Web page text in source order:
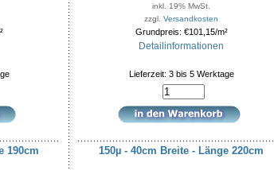
inkl. 19% MwSt.
zzgl.Versandkosten
Grundpreis: €101,15/m²
Detailinformationen
Lieferzeit: 3 bis 5 Werktage
190cm 150µ - 40cm Breite - Länge 220cm